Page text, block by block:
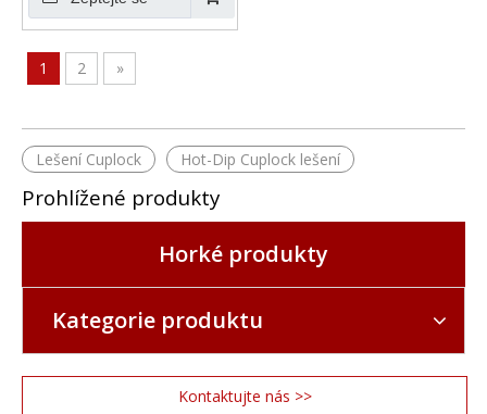
1 2 »
Lešení Cuplock Hot-Dip Cuplock lešení
Prohlížené produkty
Horké produkty
Kategorie produktu
Kontaktujte nás >>